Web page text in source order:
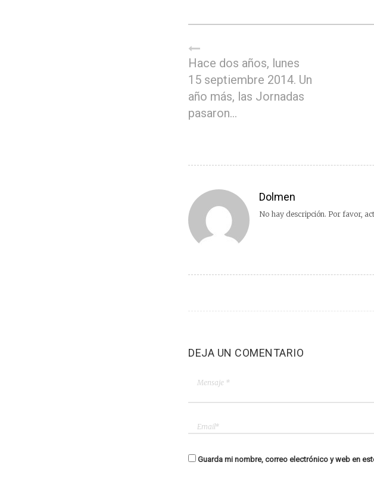
Hace dos años, lunes
15 septiembre 2014. Un
año más, las Jornadas
pasaron…
Dolmen
No hay descripción. Por favor,
DEJA UN COMENTARIO
Guarda mi nombre, correo electrónico y web en